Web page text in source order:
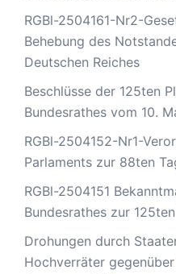
RGBl-2504161-Nr2-
Behebung des
Deutschen Reiches
Beschlüsse der 125ten
Bundesrathes vom 10.
RGBl-2504152-Nr1-
Parlaments zur 88ten
RGBl-2504151
Bundesrathes zur
Drohungen durch
Hochverräter